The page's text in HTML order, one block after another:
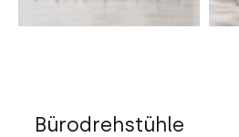
Bürodrehstühle